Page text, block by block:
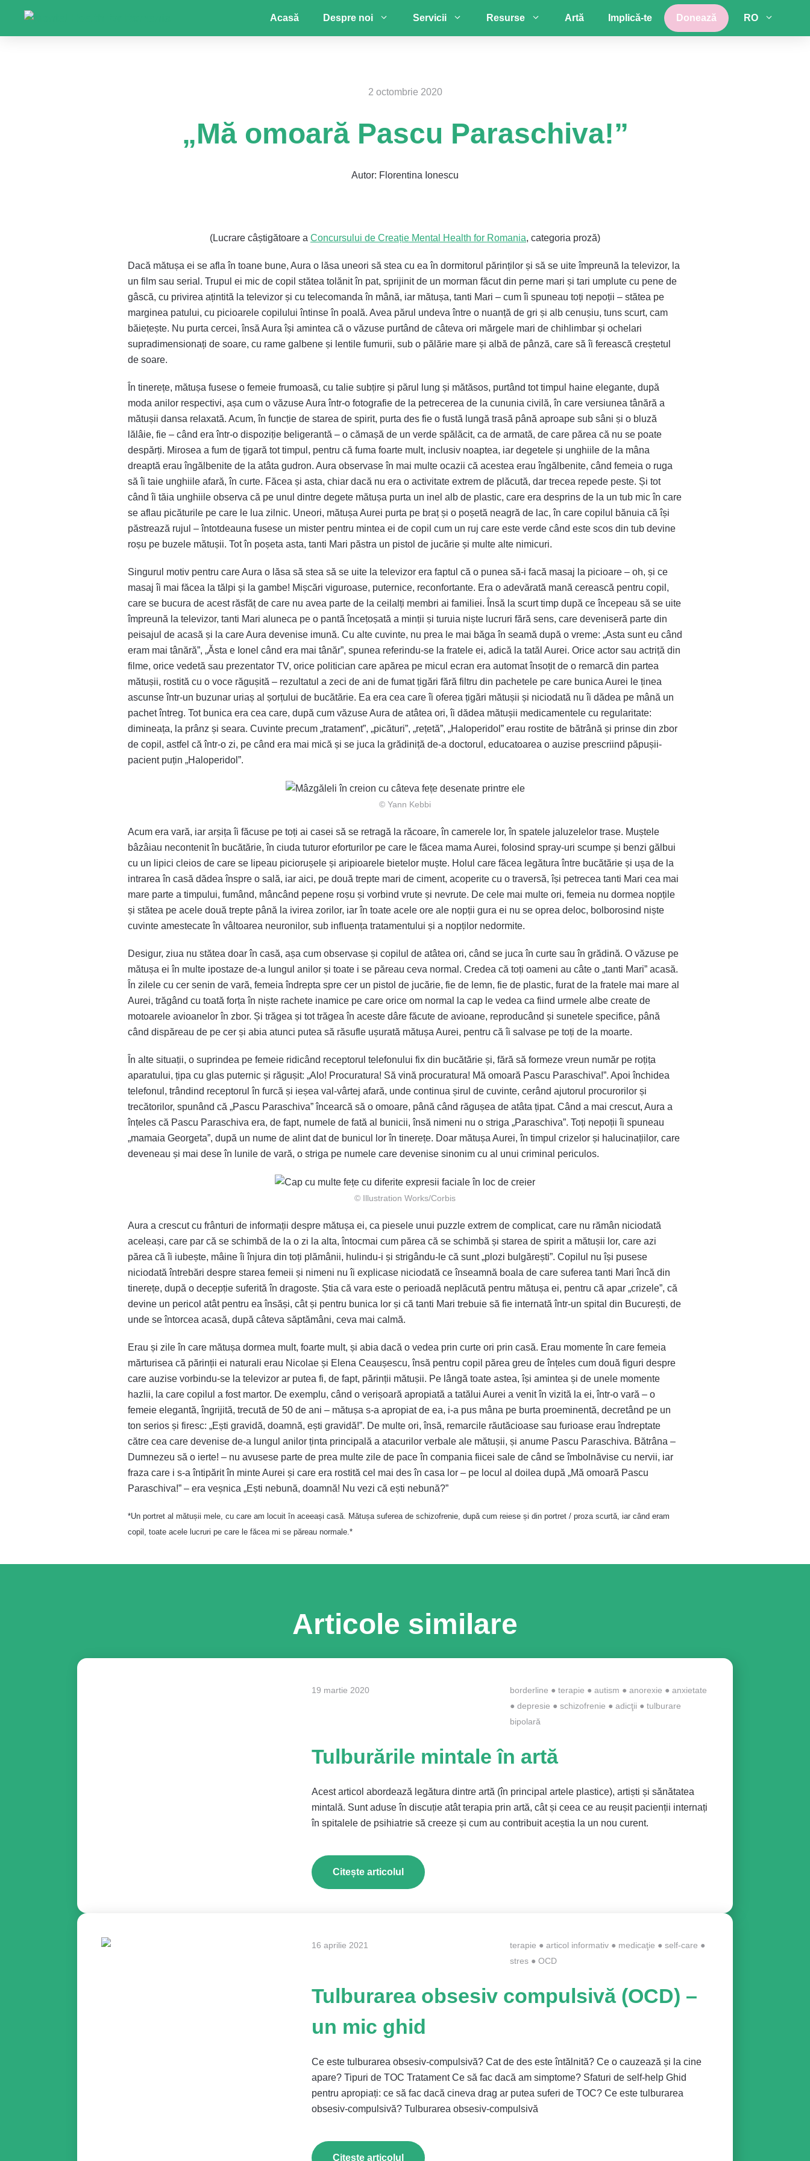
conținut
Acasă Despre noi Servicii Resurse Artă Implică-te Donează RO
2 octombrie 2020
„Mă omoară Pascu Paraschiva!”
Autor: Florentina Ionescu
(Lucrare câștigătoare a Concursului de Creație Mental Health for Romania, categoria proză)
Dacă mătușa ei se afla în toane bune, Aura o lăsa uneori să stea cu ea în dormitorul părinților și să se uite împreună la televizor, la
un film sau serial. Trupul ei mic de copil stătea tolănit în pat, sprijinit de un morman făcut din perne mari și tari umplute cu pene de
gâscă, cu privirea ațintită la televizor și cu telecomanda în mână, iar mătușa, tanti Mari – cum îi spuneau toți nepoții – stătea pe
marginea patului, cu picioarele copilului întinse în poală. Avea părul undeva între o nuanță de gri și alb cenușiu, tuns scurt, cam
băiețește. Nu purta cercei, însă Aura își amintea că o văzuse purtând de câteva ori mărgele mari de chihlimbar și ochelari
supradimensionați de soare, cu rame galbene și lentile fumurii, sub o pălărie mare și albă de pânză, care să îi ferească creștetul
de soare.
În tinerețe, mătușa fusese o femeie frumoasă, cu talie subțire și părul lung și mătăsos, purtând tot timpul haine elegante, după
moda anilor respectivi, așa cum o văzuse Aura într-o fotografie de la petrecerea de la cununia civilă, în care versiunea tânără a
mătușii dansa relaxată. Acum, în funcție de starea de spirit, purta des fie o fustă lungă trasă până aproape sub sâni și o bluză
lălâie, fie – când era într-o dispoziție beligerantă – o cămașă de un verde spălăcit, ca de armată, de care părea că nu se poate
despărți. Mirosea a fum de țigară tot timpul, pentru că fuma foarte mult, inclusiv noaptea, iar degetele și unghiile de la mâna
dreaptă erau îngălbenite de la atâta gudron. Aura observase în mai multe ocazii că acestea erau îngălbenite, când femeia o ruga
să îi taie unghiile afară, în curte. Făcea și asta, chiar dacă nu era o activitate extrem de plăcută, dar trecea repede peste. Și tot
când îi tăia unghiile observa că pe unul dintre degete mătușa purta un inel alb de plastic, care era desprins de la un tub mic în care
se aflau picăturile pe care le lua zilnic. Uneori, mătușa Aurei purta pe braț și o poșetă neagră de lac, în care copilul bănuia că își
păstrează rujul – întotdeauna fusese un mister pentru mintea ei de copil cum un ruj care este verde când este scos din tub devine
roșu pe buzele mătușii. Tot în poșeta asta, tanti Mari păstra un pistol de jucărie și multe alte nimicuri.
Singurul motiv pentru care Aura o lăsa să stea să se uite la televizor era faptul că o punea să-i facă masaj la picioare – oh, și ce
masaj îi mai făcea la tălpi și la gambe! Mișcări viguroase, puternice, reconfortante. Era o adevărată mană cerească pentru copil,
care se bucura de acest răsfăț de care nu avea parte de la ceilalți membri ai familiei. Însă la scurt timp după ce începeau să se uite
împreună la televizor, tanti Mari aluneca pe o pantă încețoșată a minții și turuia niște lucruri fără sens, care deveniseră parte din
peisajul de acasă și la care Aura devenise imună. Cu alte cuvinte, nu prea le mai băga în seamă după o vreme: „Asta sunt eu când
eram mai tânără”, „Ăsta e Ionel când era mai tânăr”, spunea referindu-se la fratele ei, adică la tatăl Aurei. Orice actor sau actriță din
filme, orice vedetă sau prezentator TV, orice politician care apărea pe micul ecran era automat însoțit de o remarcă din partea
mătușii, rostită cu o voce răgușită – rezultatul a zeci de ani de fumat țigări fără filtru din pachetele pe care bunica Aurei le ținea
ascunse într-un buzunar uriaș al șorțului de bucătărie. Ea era cea care îi oferea țigări mătușii și niciodată nu îi dădea pe mână un
pachet întreg. Tot bunica era cea care, după cum văzuse Aura de atâtea ori, îi dădea mătușii medicamentele cu regularitate:
dimineața, la prânz și seara. Cuvinte precum „tratament”, „picături”, „rețetă”, „Haloperidol” erau rostite de bătrână și prinse din zbor
de copil, astfel că într-o zi, pe când era mai mică și se juca la grădiniță de-a doctorul, educatoarea o auzise prescriind păpușii-
pacient puțin „Haloperidol”.
© Yann Kebbi
Acum era vară, iar arșița îi făcuse pe toți ai casei să se retragă la răcoare, în camerele lor, în spatele jaluzelelor trase. Muștele
bâzâiau necontenit în bucătărie, în ciuda tuturor eforturilor pe care le făcea mama Aurei, folosind spray-uri scumpe și benzi gălbui
cu un lipici cleios de care se lipeau piciorușele și aripioarele bietelor muște. Holul care făcea legătura între bucătărie și ușa de la
intrarea în casă dădea înspre o sală, iar aici, pe două trepte mari de ciment, acoperite cu o traversă, își petrecea tanti Mari cea mai
mare parte a timpului, fumând, mâncând pepene roșu și vorbind vrute și nevrute. De cele mai multe ori, femeia nu dormea nopțile
și stătea pe acele două trepte până la ivirea zorilor, iar în toate acele ore ale nopții gura ei nu se oprea deloc, bolborosind niște
cuvinte amestecate în vâltoarea neuronilor, sub influența tratamentului și a nopților nedormite.
Desigur, ziua nu stătea doar în casă, așa cum observase și copilul de atâtea ori, când se juca în curte sau în grădină. O văzuse pe
mătușa ei în multe ipostaze de-a lungul anilor și toate i se păreau ceva normal. Credea că toți oameni au câte o „tanti Mari” acasă.
În zilele cu cer senin de vară, femeia îndrepta spre cer un pistol de jucărie, fie de lemn, fie de plastic, furat de la fratele mai mare al
Aurei, trăgând cu toată forța în niște rachete inamice pe care orice om normal la cap le vedea ca fiind urmele albe create de
motoarele avioanelor în zbor. Și trăgea și tot trăgea în aceste dâre făcute de avioane, reproducând și sunetele specifice, până
când dispăreau de pe cer și abia atunci putea să răsufle ușurată mătușa Aurei, pentru că îi salvase pe toți de la moarte.
În alte situații, o suprindea pe femeie ridicând receptorul telefonului fix din bucătărie și, fără să formeze vreun număr pe roțița
aparatului, țipa cu glas puternic și răgușit: „Alo! Procuratura! Să vină procuratura! Mă omoară Pascu Paraschiva!”. Apoi închidea
telefonul, trândind receptorul în furcă și ieșea val-vârtej afară, unde continua șirul de cuvinte, cerând ajutorul procurorilor și
trecătorilor, spunând că „Pascu Paraschiva” încearcă să o omoare, până când răgușea de atâta țipat. Când a mai crescut, Aura a
înțeles că Pascu Paraschiva era, de fapt, numele de fată al bunicii, însă nimeni nu o striga „Paraschiva”. Toți nepoții îi spuneau
„mamaia Georgeta”, după un nume de alint dat de bunicul lor în tinerețe. Doar mătușa Aurei, în timpul crizelor și halucinațiilor, care
deveneau și mai dese în lunile de vară, o striga pe numele care devenise sinonim cu al unui criminal periculos.
© Illustration Works/Corbis
Aura a crescut cu frânturi de informații despre mătușa ei, ca piesele unui puzzle extrem de complicat, care nu rămân niciodată
aceleași, care par că se schimbă de la o zi la alta, întocmai cum părea că se schimbă și starea de spirit a mătușii lor, care azi
părea că îi iubește, mâine îi înjura din toți plămânii, hulindu-i și strigându-le că sunt „plozi bulgărești”. Copilul nu își pusese
niciodată întrebări despre starea femeii și nimeni nu îi explicase niciodată ce înseamnă boala de care suferea tanti Mari încă din
tinerețe, după o decepție suferită în dragoste. Știa că vara este o perioadă neplăcută pentru mătușa ei, pentru că apar „crizele”, că
devine un pericol atât pentru ea însăși, cât și pentru bunica lor și că tanti Mari trebuie să fie internată într-un spital din București, de
unde se întorcea acasă, după câteva săptămâni, ceva mai calmă.
Erau și zile în care mătușa dormea mult, foarte mult, și abia dacă o vedea prin curte ori prin casă. Erau momente în care femeia
mărturisea că părinții ei naturali erau Nicolae și Elena Ceaușescu, însă pentru copil părea greu de înțeles cum două figuri despre
care auzise vorbindu-se la televizor ar putea fi, de fapt, părinții mătușii. Pe lângă toate astea, își amintea și de unele momente
hazlii, la care copilul a fost martor. De exemplu, când o verișoară apropiată a tatălui Aurei a venit în vizită la ei, într-o vară – o
femeie elegantă, îngrijită, trecută de 50 de ani – mătușa s-a apropiat de ea, i-a pus mâna pe burta proeminentă, decretând pe un
ton serios și firesc: „Ești gravidă, doamnă, ești gravidă!”. De multe ori, însă, remarcile răutăcioase sau furioase erau îndreptate
către cea care devenise de-a lungul anilor ținta principală a atacurilor verbale ale mătușii, și anume Pascu Paraschiva. Bătrâna –
Dumnezeu să o ierte! – nu avusese parte de prea multe zile de pace în compania fiicei sale de când se îmbolnăvise cu nervii, iar
fraza care i s-a întipărit în minte Aurei și care era rostită cel mai des în casa lor – pe locul al doilea după „Mă omoară Pascu
Paraschiva!” – era veșnica „Ești nebună, doamnă! Nu vezi că ești nebună?”
*Un portret al mătușii mele, cu care am locuit în aceeași casă. Mătușa suferea de schizofrenie, după cum reiese și din portret / proza scurtă, iar când eram
copil, toate acele lucruri pe care le făcea mi se păreau normale.*
Articole similare
19 martie 2020 borderline ●terapie ●autism ●anorexie ●anxietate
●depresie ●schizofrenie ●adicţii ●tulburare
bipolară
Tulburările mintale în artă
Acest articol abordează legătura dintre artă (în principal artele plastice), artiști și sănătatea
mintală. Sunt aduse în discuție atât terapia prin artă, cât și ceea ce au reușit pacienții internați
în spitalele de psihiatrie să creeze și cum au contribuit aceștia la un nou curent.
Citește articolul
16 aprilie 2021 terapie ●articol informativ ● medicaţie ●self-care ●
stres ●OCD
Tulburarea obsesiv compulsivă (OCD) –
un mic ghid
Ce este tulburarea obsesiv-compulsivă? Cat de des este întălnită? Ce o cauzează și la cine
apare? Tipuri de TOC Tratament Ce să fac dacă am simptome? Sfaturi de self-help Ghid
pentru apropiați: ce să fac dacă cineva drag ar putea suferi de TOC? Ce este tulburarea
obsesiv-compulsivă? Tulburarea obsesiv-compulsivă
Citește articolul